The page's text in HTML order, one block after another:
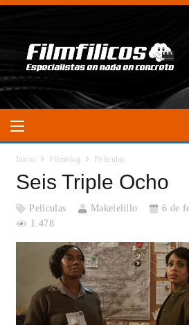
Inicio Filmblog Películas
Seis Triple Ocho
Películas Makelelillo
6 de
1.478